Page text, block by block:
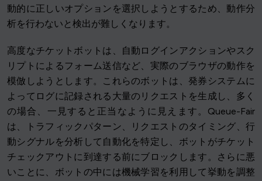
動的に正しいオプションを選択しようとするため、動作分
析を行わないと検出が難しくなります。
高度なチケットボットは、自動ログインアクションやスク
リプトによるフォーム送信など、実際のブラウザの動作を
模倣しようとします。これらのボットは、発券システムに
よってログに記録される大量のリクエストを生成し、多く
の場合、一見すると正当なように見えます。Queue-Fair
は、トラフィックパターン、リクエストのタイミング、行
動シグナルを分析して自動化を特定し、ボットがチケット
チェックアウトに到達する前にブロックします。さらに悪
いことに、ボットの中には機械学習を利用して挙動を調整